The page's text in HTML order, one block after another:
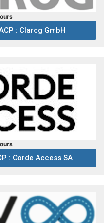
: Clarog GmbH
: Corde Access SA